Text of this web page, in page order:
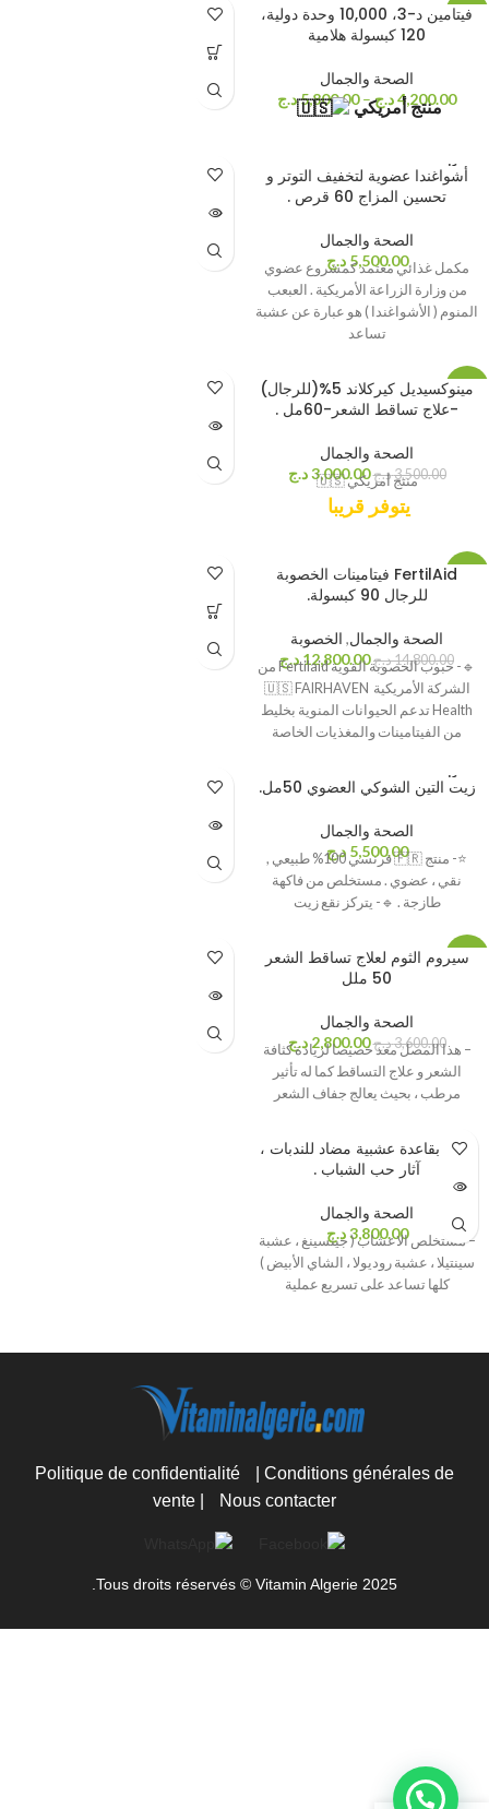
مشغل
الفيديو
Media error: Format(s) not supported
or source(s) not found
-16%
فيتامين د-3، 10,000 وحدة دولية،
120 كبسولة هلامية
الصحة والجمال
4,200.00د.ج–
5,800.00د.ج منتج أمريكي
بيعت كله
ا
أشواغندا عضوية لتخفيف التوتر و
تحسين المزاج 60 قرص .
الصحة والجمال
5,500.00 د.ج
مكمل غذائي معتمد كمشروع عضوي
من وزارة الزراعة الأمريكية . العبعب
المنوم ( الأشواغندا ) هو عبارة عن عشبة
تساعد
-14%
مينوكسيديل كيركلاند 5%(للرجال)
-علاج تساقط الشعر-60مل .
الصحة والجمال
3,500.00د.ج 3,000.00 د.ج منتج أمريكي 🇺🇸
يتوفر قريبا
-14%
FertilAid فيتامينات الخصوبة
للرجال 90 كبسولة.
الصحة والجمال, الخصوبة
14,800.00د.ج 12,800.00 د.ج 🔹️- حبوب الخصوبة القوية Fertilaid من
الشركة الأمريكية 🇺🇸 FAIRHAVEN
Health تدعم الحيوانات المنوية بخليط
من الفيتامينات والمغذيات الخاصة
بيعت كله
ا
زيت التين الشوكي العضوي 50مل.
الصحة والجمال
5,500.00 د.ج⭐- منتج 🇫🇷 فرنسي 100% طبيعي ,
نقي ، عضوي . مستخلص من فاكهة
طازجة . 🔹️- يتركز نقع زيت
-22%
سيروم الثوم لعلاج تساقط الشعر
50 ملل
الصحة والجمال
3,600.00د.ج 2,800.00د.ج
– هذا المصل معد خصيصا لزيادة كثافة
الشعر و علاج التساقط كما له تأثير
مرطب ، بحيث يعالج جفاف الشعر
بيعت كله
ا
كريم بقاعدة عشبية مضاد للندبات ،
آثار حب الشباب .
الصحة والجمال
3,800.00 د.ج
– مستخلص الاعشاب ( جينسينغ ، عشبة
سينتيلا ، عشبة روديولا ، الشاي الأبيض )
كلها تساعد على تسريع عملية
Politique de confidentialité
Conditions générales de
vente
Nous contacter
Tous droits réservés © Vitamin Algerie 2025.